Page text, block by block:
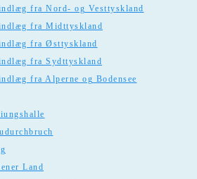
fra Nord- og Vesttyskland
fra Midttyskland
fra Østtyskland
fra Sydttyskland
fra Alperne og Bodensee
Land